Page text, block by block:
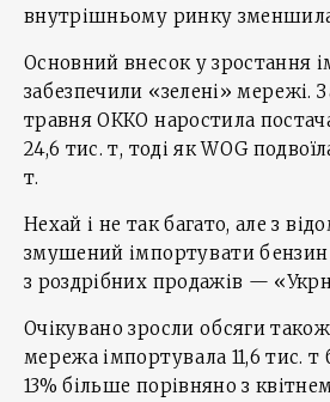
внутрішньому ринку
Основний внесок у зростання
забезпечили «зелені» мережі.
травня ОККО наростила
24,6 тис. т, тоді як WOG
т.
Нехай і не так багато, але з
змушений імпортувати бензин
з роздрібних продажів —
Очікувано зросли обсяги
мережа імпортувала 11,6 тис. т
13% більше порівняно з